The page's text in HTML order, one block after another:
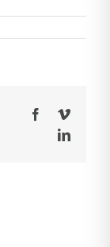
FacebookVimeo